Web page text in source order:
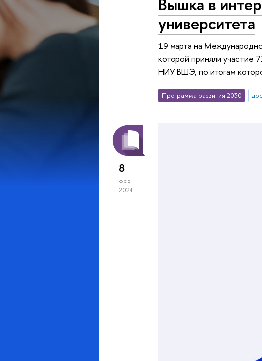
Вышка в
университета
19 марта на
которой приняли участие
НИУ ВШЭ, по итогам
Программа развития 2030
8
фев
2024